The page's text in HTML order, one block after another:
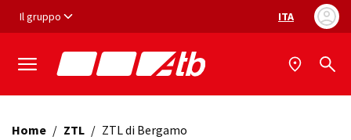
Vai ai contenuti
Vai al footer
Il gruppo Selezione
ITA
Home / ZTL / ZTL di Bergamo